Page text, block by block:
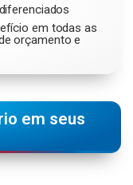
em todas as
orçamento e
em seus